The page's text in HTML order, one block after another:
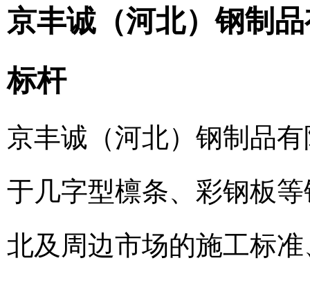
京丰诚（河北）钢制
标杆
京丰诚（河北）钢制品
于几字型檩条、彩钢板
北及周边市场的施工标